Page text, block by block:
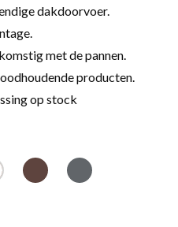
dakdoorvoer.
met de pannen.
producten.
op stock